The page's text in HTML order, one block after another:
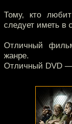
Тому, кто
следует иметь в
Отличный
жанре.
Отличный DVD —